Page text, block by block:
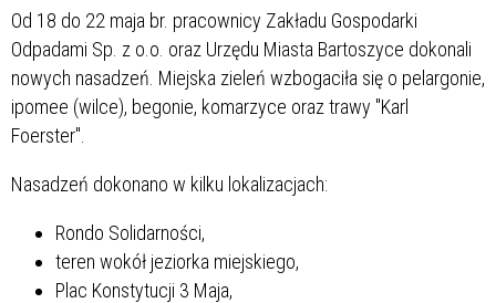
Od 18 do 22 maja br. pracownicy Zakładu Gospodarki
Odpadami Sp. z o.o. oraz Urzędu Miasta Bartoszyce dokonali
nowych nasadzeń. Miejska zieleń wzbogaciła się o pelargonie,
ipomee (wilce), begonie, komarzyce oraz trawy "Karl
Foerster".
Nasadzeń dokonano w kilku lokalizacjach:
Rondo Solidarności,
teren wokół jeziorka miejskiego,
Plac Konstytucji 3 Maja,